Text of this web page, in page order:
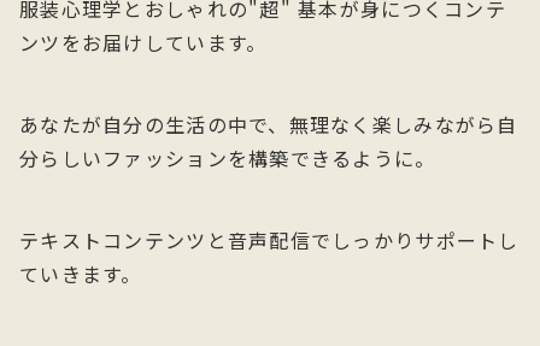
服装心理学とおしゃれの"超" 基本が身につくコンテ
ンツをお届けしています。
あなたが自分の生活の中で、無理なく楽しみながら自
分らしいファッションを構築できるように。
テキストコンテンツと音声配信でしっかりサポートし
ていきます。